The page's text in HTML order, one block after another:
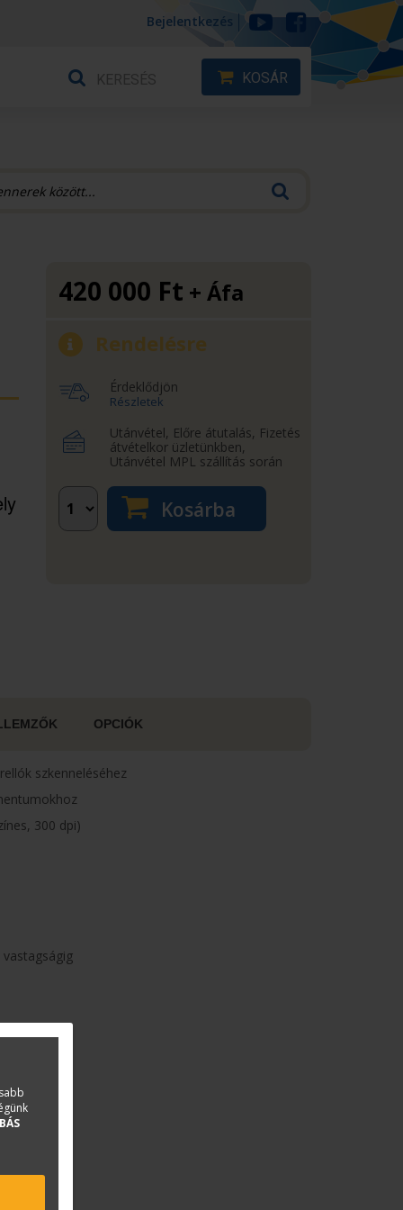
Bejelentkezés
KOSÁR
420 000 Ft + Áfa
Rendelésre
Érdeklődjön
Részletek
Utánvétel, Előre átutalás, Fizetés
átvételkor üzletünkben,
Utánvétel MPL szállítás során
Kosárba
OPCIÓK
szkenneléséhez
300 dpi)